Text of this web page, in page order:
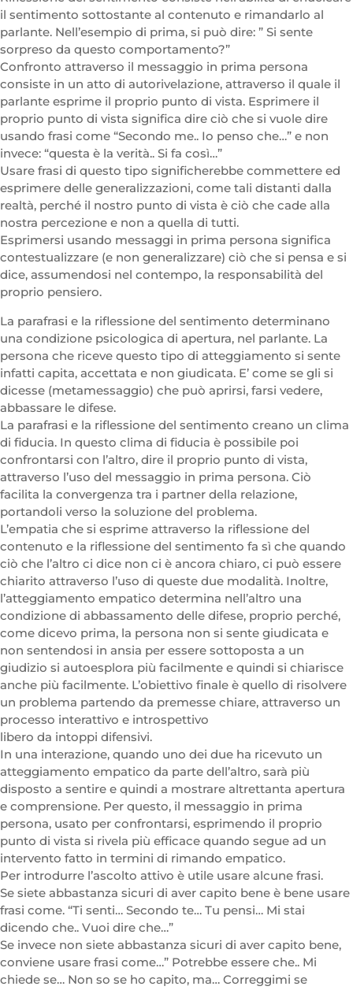
il sentimento sottostante al contenuto e rimandarlo al
parlante. Nell’esempio di prima, si può dire: ” Si sente
sorpreso da questo comportamento?”
Confronto attraverso il messaggio in prima persona
consiste in un atto di autorivelazione, attraverso il quale il
parlante esprime il proprio punto di vista. Esprimere il
proprio punto di vista significa dire ciò che si vuole dire
usando frasi come “Secondo me.. Io penso che…” e non
invece: “questa è la verità.. Si fa così…”
Usare frasi di questo tipo significherebbe commettere ed
esprimere delle generalizzazioni, come tali distanti dalla
realtà, perché il nostro punto di vista è ciò che cade alla
nostra percezione e non a quella di tutti.
Esprimersi usando messaggi in prima persona significa
contestualizzare (e non generalizzare) ciò che si pensa e si
dice, assumendosi nel contempo, la responsabilità del
proprio pensiero.
La parafrasi e la riflessione del sentimento determinano
una condizione psicologica di apertura, nel parlante. La
persona che riceve questo tipo di atteggiamento si sente
infatti capita, accettata e non giudicata. E’ come se gli si
dicesse (metamessaggio) che può aprirsi, farsi vedere,
abbassare le difese.
La parafrasi e la riflessione del sentimento creano un clima
di fiducia. In questo clima di fiducia è possibile poi
confrontarsi con l’altro, dire il proprio punto di vista,
attraverso l’uso del messaggio in prima persona. Ciò
facilita la convergenza tra i partner della relazione,
portandoli verso la soluzione del problema.
L’empatia che si esprime attraverso la riflessione del
contenuto e la riflessione del sentimento fa sì che quando
ciò che l’altro ci dice non ci è ancora chiaro, ci può essere
chiarito attraverso l’uso di queste due modalità. Inoltre,
l’atteggiamento empatico determina nell’altro una
condizione di abbassamento delle difese, proprio perché,
come dicevo prima, la persona non si sente giudicata e
non sentendosi in ansia per essere sottoposta a un
giudizio si autoesplora più facilmente e quindi si chiarisce
anche più facilmente. L’obiettivo finale è quello di risolvere
un problema partendo da premesse chiare, attraverso un
processo interattivo e introspettivo
libero da intoppi difensivi.
In una interazione, quando uno dei due ha ricevuto un
atteggiamento empatico da parte dell’altro, sarà più
disposto a sentire e quindi a mostrare altrettanta apertura
e comprensione. Per questo, il messaggio in prima
persona, usato per confrontarsi, esprimendo il proprio
punto di vista si rivela più efficace quando segue ad un
intervento fatto in termini di rimando empatico.
Per introdurre l’ascolto attivo è utile usare alcune frasi.
Se siete abbastanza sicuri di aver capito bene è bene usare
frasi come. “Ti senti… Secondo te… Tu pensi… Mi stai
dicendo che.. Vuoi dire che…”
Se invece non siete abbastanza sicuri di aver capito bene,
conviene usare frasi come…” Potrebbe essere che.. Mi
chiede se… Non so se ho capito, ma… Correggimi se